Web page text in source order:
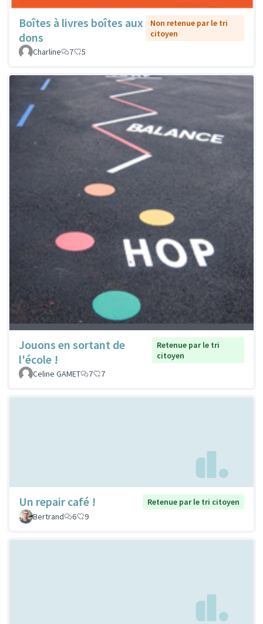
Boîtes à livres boîtes aux
dons
Non retenue par le tri
citoyen
Charline
7 5
Jouons en sortant de
l'école !
Retenue par le tri
citoyen
Celine GAMET
7 7
Un repair café !
Retenue par le tri citoyen
Bertrand
6 9